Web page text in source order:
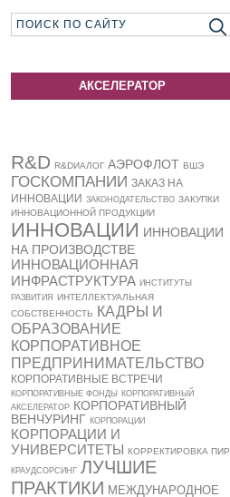
АКСЕЛЕРАТОР
R&D R&DИАЛОГ АЭРОФЛОТ ВШЭ
ГОСКОМПАНИИ ЗАКАЗ НА
ИННОВАЦИИ ЗАКОНОДАТЕЛЬСТВО ЗАКУПКИ
ИННОВАЦИОННОЙ ПРОДУКЦИИ
ИННОВАЦИИ ИННОВАЦИИ
НА ПРОИЗВОДСТВЕ
ИННОВАЦИОННАЯ
ИНФРАСТРУКТУРА ИНСТИТУТЫ
РАЗВИТИЯ
ИНТЕЛЛЕКТУАЛЬНАЯ
СОБСТВЕННОСТЬ КАДРЫ И
ОБРАЗОВАНИЕ
КОРПОРАТИВНОЕ
ПРЕДПРИНИМАТЕЛЬСТВО
КОРПОРАТИВНЫЕ ВСТРЕЧИ
КОРПОРАТИВНЫЕ ФОНДЫ
КОРПОРАТИВНЫЙ
АКСЕЛЕРАТОР КОРПОРАТИВНЫЙ
ВЕНЧУРИНГ КОРПОРАЦИИ
КОРПОРАЦИИ И
УНИВЕРСИТЕТЫ КОРРЕКТИРОВКА ПИР
КРАУДСОРСИНГ ЛУЧШИЕ
ПРАКТИКИ МЕЖДУНАРОДНОЕ